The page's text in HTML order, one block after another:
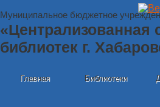
Муниципальное бюджетное
«Централизованная
библиотек г.
Главная Библиотеки